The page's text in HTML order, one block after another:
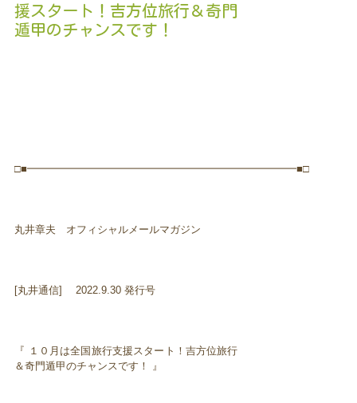
援スタート！吉方位旅行＆奇門
遁甲のチャンスです！
□■━━━━━━━━━━━━━━━━━━━━━━━━━━■□
丸井章夫 オフィシャルメールマガジン
[丸井通信] 2022.9.30 発行号
『 １０月は全国旅行支援スタート！吉方位旅行
＆奇門遁甲のチャンスです！ 』